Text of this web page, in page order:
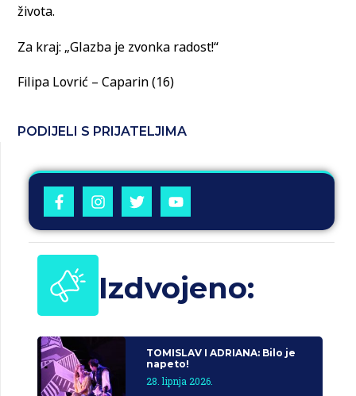
života.
Za kraj: „Glazba je zvonka radost!“
Filipa Lovrić – Caparin (16)
PODIJELI S PRIJATELJIMA
Izdvojeno:
TOMISLAV I ADRIANA: Bilo je
napeto!
28. lipnja 2026.